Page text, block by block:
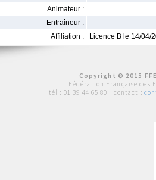
Animateur :
Entraîneur :
Affiliation :
Licence B le 14/04/
Copyright © 2015
Fédération Française des
tél : 01 39 44 65 80 | contact :